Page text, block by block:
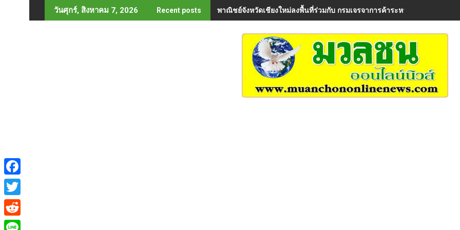
to
วันศุกร์, สิงหาคม 7, 2026 Recent posts พาณิชย์จังหวัดเชียงใหม่ลงพื้นที่ร่วมกับ กรมเจรจาการค้าระหว่างประเทศ เพื่อ
F
a
c
T
w
R